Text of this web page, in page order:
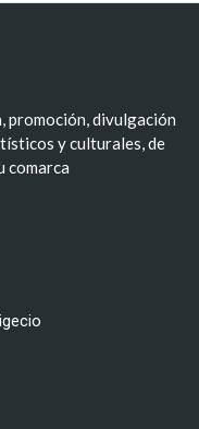
promoción, divulgación
y culturales, de
comarca